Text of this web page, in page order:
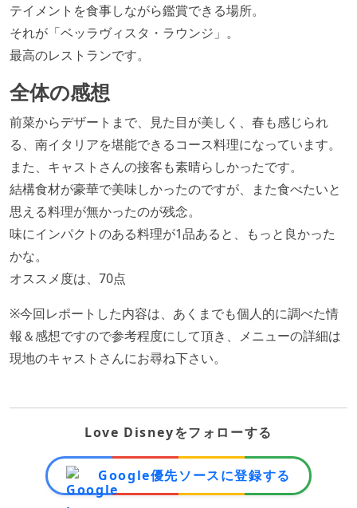
テイメントを食事しながら鑑賞できる場所。
それが「ベッラヴィスタ・ラウンジ」。
最高のレストランです。
全体の感想
前菜からデザートまで、見た目が美しく、春も感じられ
る、南イタリアを堪能できるコース料理になっています。
また、キャストさんの接客も素晴らしかったです。
結構食材が豪華で美味しかったのですが、また食べたいと
思える料理が無かったのが残念。
味にインパクトのある料理が1品あると、もっと良かった
かな。
オススメ度は、70点
※今回レポートした内容は、あくまでも個人的に調べた情
報＆感想ですので参考程度にして頂き、メニューの詳細は
現地のキャストさんにお尋ね下さい。
Love Disneyをフォローする
Google優先ソースに登録する